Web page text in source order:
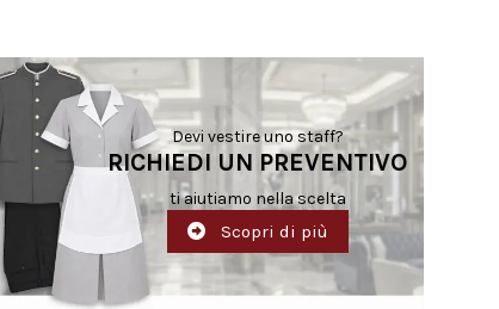
Devi vestire uno staff?
RICHIEDI UN PREVENTIVO
ti aiutiamo nella scelta
Scopri di più